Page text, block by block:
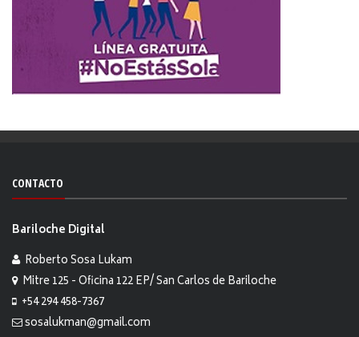
CONTACTO
Bariloche Digital
Roberto Sosa Lukam
Mitre 125 - Oficina 122 EP/ San Carlos de Bariloche
+54 294 458-7367
sosalukman@gmail.com